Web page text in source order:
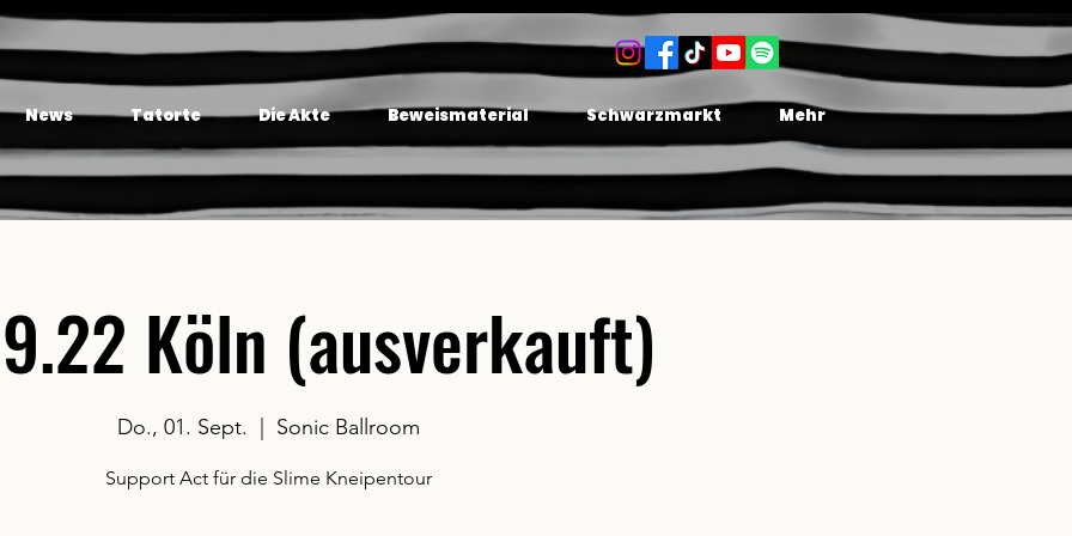
News Tatorte Die Akte Beweismaterial Schwarzmarkt Mehr
Köln (ausverkauft)
Do., 01. Sept. Sonic Ballroom
Support Act für die Slime Kneipentour